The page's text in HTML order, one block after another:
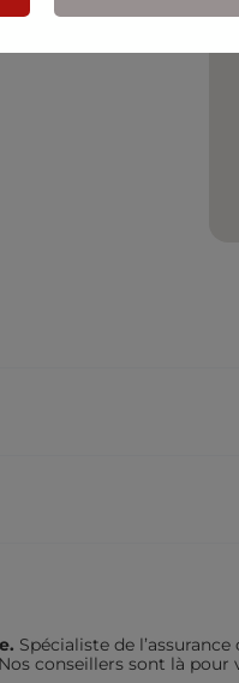
Spécialiste de
conseillers sont là